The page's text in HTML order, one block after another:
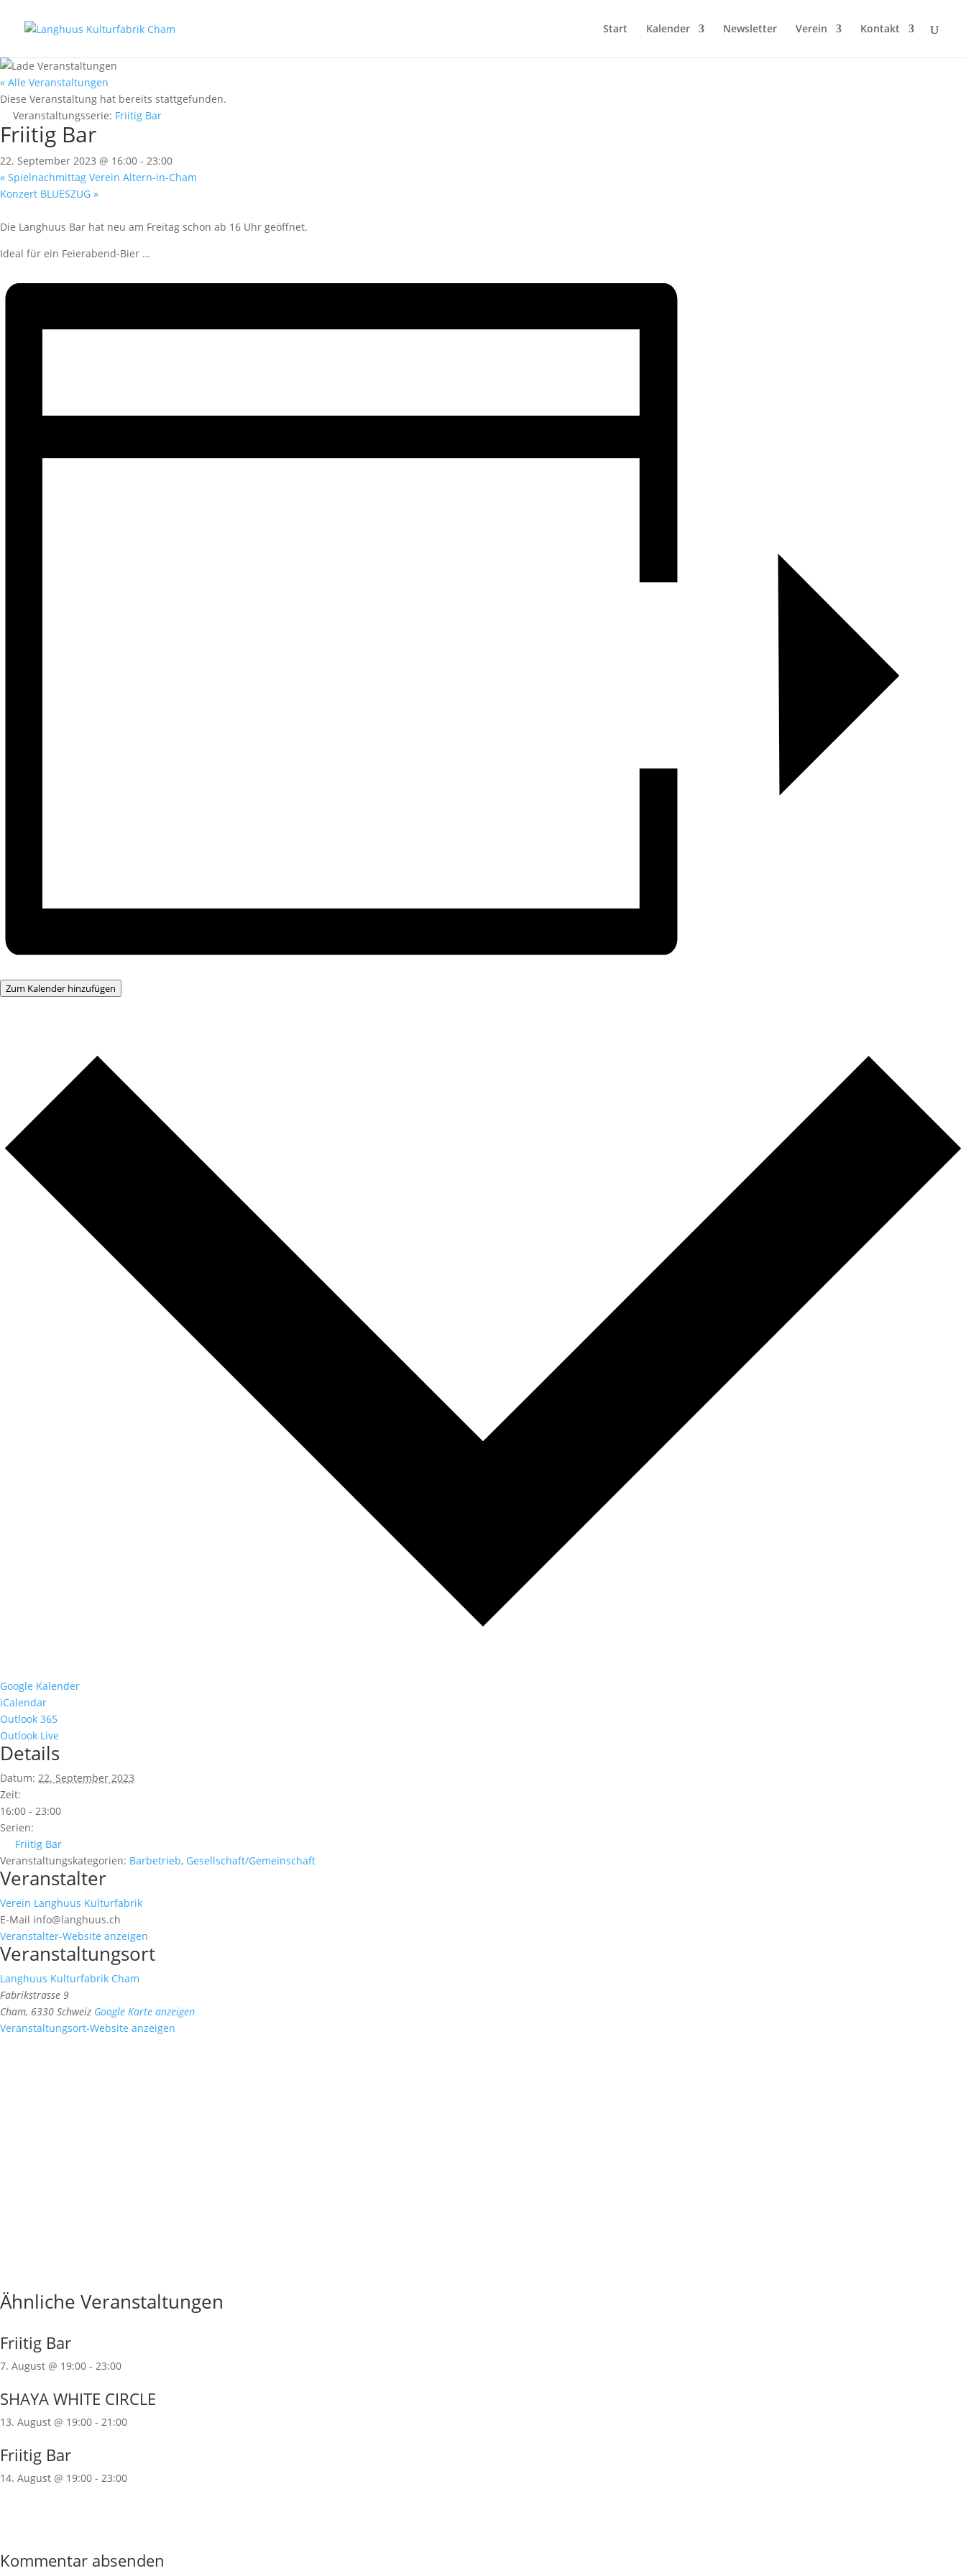
Start Kalender Newsletter Verein Kontakt
« Alle Veranstaltungen
Diese Veranstaltung hat bereits stattgefunden.
Veranstaltungsserie: Friitig Bar
Friitig Bar
22. September 2023 @ 16:00 - 23:00
« Spielnachmittag Verein Altern-in-Cham
Konzert BLUESZUG »
Die Langhuus Bar hat neu am Freitag schon ab 16 Uhr geöffnet.
Ideal für ein Feierabend-Bier …
Zum Kalender hinzufügen
Google Kalender
iCalendar
Outlook 365
Outlook Live
Details
Datum: 22. September 2023
Zeit:
16:00 - 23:00
Serien:
Friitig Bar
Veranstaltungskategorien: Barbetrieb, Gesellschaft/Gemeinschaft
Veranstalter
Verein Langhuus Kulturfabrik
E-Mail info@langhuus.ch
Veranstalter-Website anzeigen
Veranstaltungsort
Langhuus Kulturfabrik Cham
Fabrikstrasse 9
Cham, 6330 Schweiz Google Karte anzeigen
Veranstaltungsort-Website anzeigen
Ähnliche Veranstaltungen
Friitig Bar
7. August @ 19:00 - 23:00
SHAYA WHITE CIRCLE
13. August @ 19:00 - 21:00
Friitig Bar
14. August @ 19:00 - 23:00
Kommentar absenden